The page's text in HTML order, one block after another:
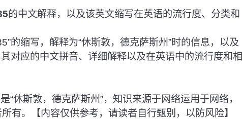
的中文解释，以及该英文缩写在英语的流行度、分类和
的缩写，解释为“休斯敦，德克萨斯州”时的信息，以及
对应的中文拼音、详细解释以及在英语中的流行度和相
“休斯敦，德克萨斯州”，知识来源于网络运用于网络，
有。【内容仅供参考，请读者自行甄别，以防风险】